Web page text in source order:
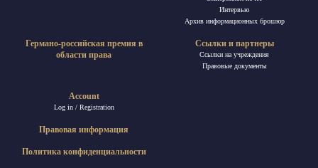
Интервью
Архив информационных брошюр
Германо-российская премия в
области права
Account
Log in / Registration
Ссылки и партнеры
Ссылки на учреждения
Правовые документы
Правовая информация
Политика конфиденциальности